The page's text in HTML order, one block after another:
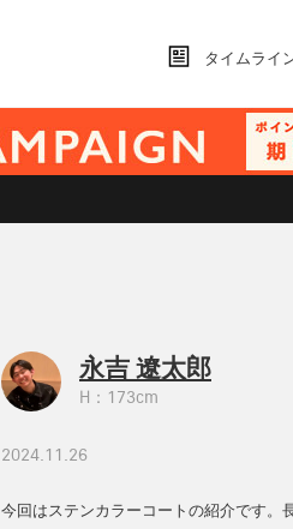
タイムライ
永吉 遼太郎
H：173cm
2024.11.26
今回はステンカラーコートの紹介です。